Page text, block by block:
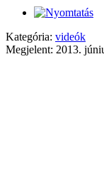
Kategória: videók
Megjelent: 2013.